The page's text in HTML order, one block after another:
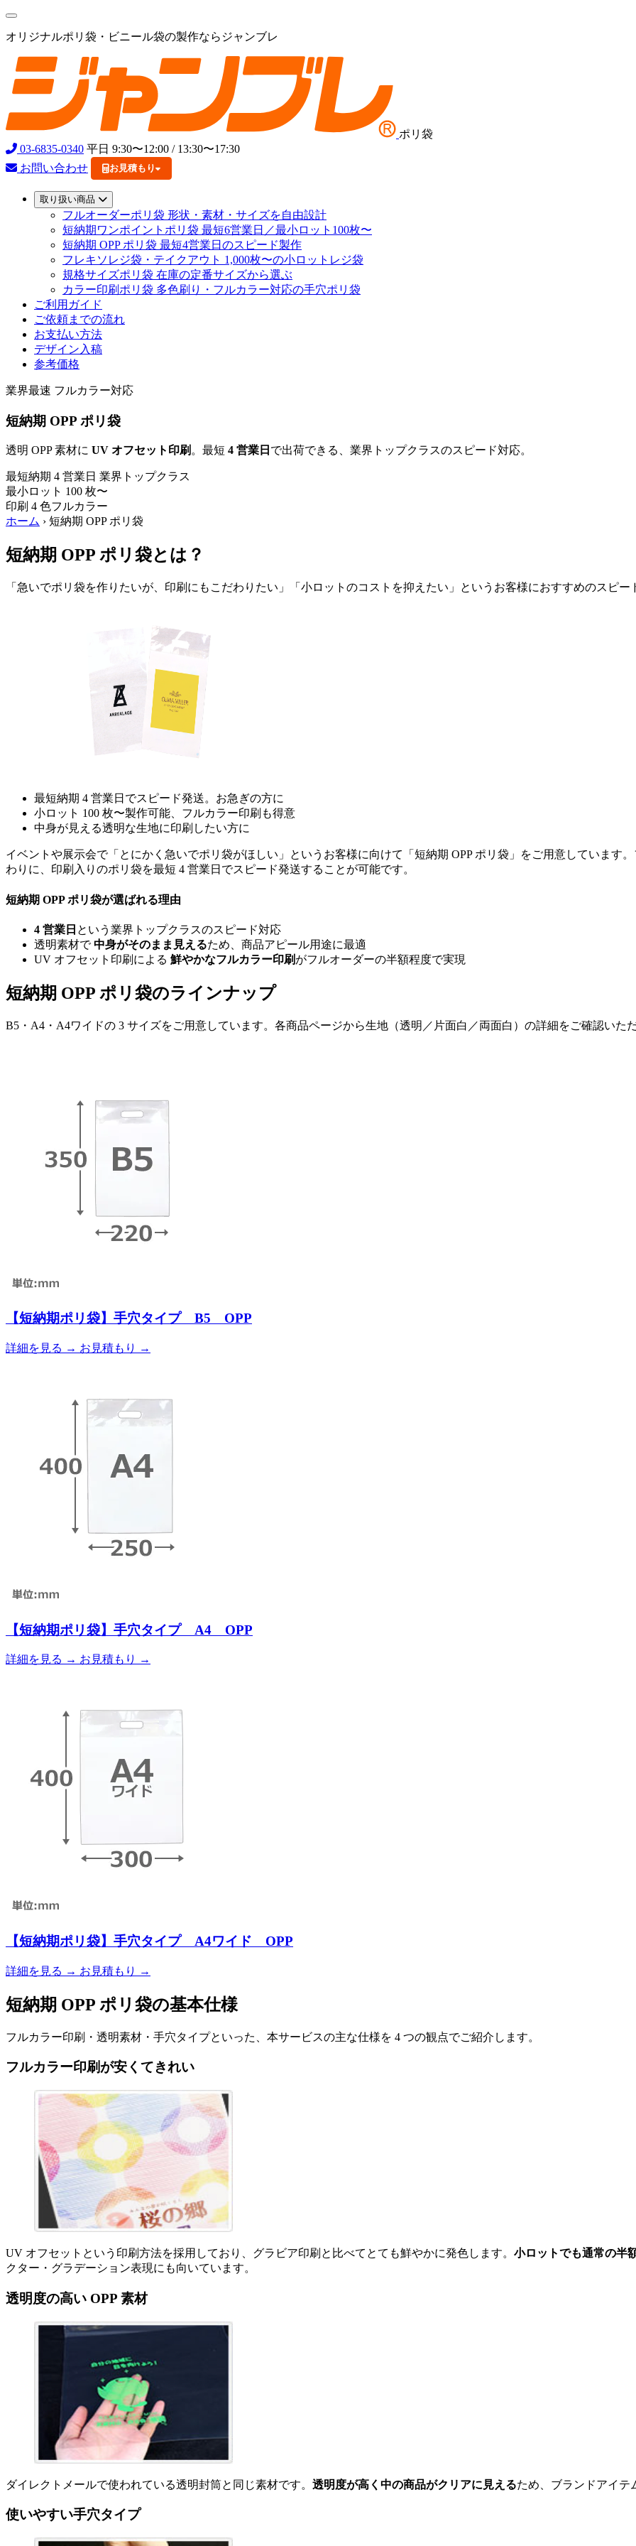
オリジナルポリ袋・ビニール袋の製作ならジャンブレ
ポリ袋
03-6835-0340 平日 9:30〜12:00 / 13:30〜17:30
お問い合わせ
お見積もり
取り扱い商品
フルオーダーポリ袋 形状・素材・サイズを自由設計
短納期ワンポイントポリ袋 最短6営業日／最小ロット100枚〜
短納期 OPP ポリ袋 最短4営業日のスピード製作
フレキソレジ袋・テイクアウト 1,000枚〜の小ロットレジ袋
規格サイズポリ袋 在庫の定番サイズから選ぶ
カラー印刷ポリ袋 多色刷り・フルカラー対応の手穴ポリ袋
ご利用ガイド
ご依頼までの流れ
お支払い方法
デザイン入稿
参考価格
業界最速 フルカラー対応
短納期 OPP ポリ袋
透明 OPP 素材に UV オフセット印刷 。最短 4 営業日 で出荷できる、業界トップクラスのスピード対応。
最短納期 4 営業日 業界トップクラス
最小ロット 100 枚〜
印刷 4 色フルカラー
ホーム › 短納期 OPP ポリ袋
短納期 OPP ポリ袋とは？
「急いでポリ袋を作りたいが、印刷にもこだわりたい」「小ロットのコストを抑えたい」というお客様におすすめのスピー
最短納期 4 営業日でスピード発送。お急ぎの方に
小ロット 100 枚〜製作可能、 フルカラー印刷 も得意
中身が見える透明な生地に印刷したい方に
イベントや展示会で「とにかく急いでポリ袋がほしい」というお客様に向けて 「短納期 OPP ポリ袋」
をご用意しています
わりに、印刷入りのポリ袋を最短 4 営業日でスピード発送することが可能です。
短納期 OPP ポリ袋が選ばれる理由
4 営業日 という業界トップクラスのスピード対応
透明素材で中身がそのまま見えるため、商品アピール用途に最適
UV オフセット印刷による 鮮やかなフルカラー印刷 がフルオーダーの半額程度で実現
短納期 OPP ポリ袋のラインナップ
B5・A4・A4ワイドの 3 サイズをご用意しています。各商品ページから生地（透明／片面白／両面白）の詳細をご確認いただ
【短納期ポリ袋】手穴タイプ B5 OPP
詳細を見る → お見積もり →
【短納期ポリ袋】手穴タイプ A4 OPP
詳細を見る → お見積もり →
【短納期ポリ袋】手穴タイプ A4ワイド OPP
詳細を見る → お見積もり →
短納期 OPP ポリ袋の基本仕様
フルカラー印刷・透明素材・手穴タイプといった、本サービスの主な仕様を 4 つの観点でご紹介します。
フルカラー印刷が安くてきれい
UV オフセットという印刷方法を採用しており、グラビア印刷と比べてとても鮮やかに発色します。 小ロットでも通常の半
クター・グラデーション表現にも向いています。
透明度の高い OPP 素材
ダイレクトメールで使われている透明封筒と同じ素材です。 透明度が高く中の商品がクリアに見えるため、ブランドアイテ
使いやすい手穴タイプ